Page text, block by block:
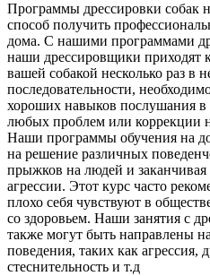
Программы дрессировки собак
способ получить
дома. С нашими программами
наши дрессировщики приходят
вашей собакой несколько раз в
последовательности,
хороших навыков послушания
любых проблем или коррекции
Наши программы обучения на
на решение различных
прыжков на людей и
агрессии. Этот курс часто
плохо себя чувствуют в
со здоровьем. Наши занятия с
также могут быть направлены
поведения, таких как
стеснительность и т.д